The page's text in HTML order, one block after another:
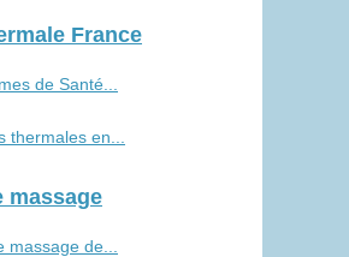
France
de Santé...
thermales en...
massage
massage de...